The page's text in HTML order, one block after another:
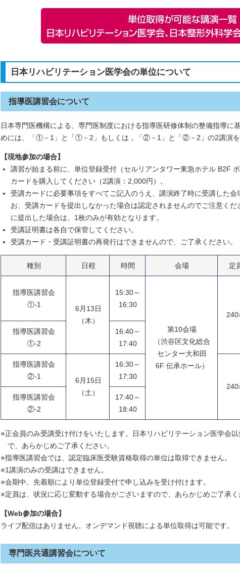
日本リハビリテーション医学会の単位について
指導医講習会について
日本専門医機構による、専門医制度における指導医研修体制の整備指導に
めには、「①－1」と「①－2」もしくは，「②－1」と「②－2」の2講演を
【現地参加の場合】
講習が始まる前に、単位登録受付（セルリアンタワー東急ホテル B2F
カードを購入してください（2講演：2,000円）。
受講カードに必要事項をすべてご記入のうえ、講演終了時に受講した
お、受講カードを提出しなかった場合は認定されませんのでご注意く
に提出した場合は、1枚のみが有効となります。
受講証明書は各自で保管してください。
受講カード・受講証明書の再発行はできませんので、ご了承ください。
種別 日程 時間 会場 定
指導医講習会
①-1
6月13日
（木）
15:30～
16:30
第10会場
（渋谷区文化総合
センター大和田
6F 伝承ホール）
240
指導医講習会
①-2
16:40～
17:40
指導医講習会
②-1
6月15日
（土）
16:30～
17:30
240
指導医講習会
②-2
17:40～
18:40
※正会員のみ受講受け付けをいたします。日本リハビリテーション医学会
で、あらかじめご了承ください。
※指導医講習会では、認定臨床医受験資格取得の単位は取得できません。
※1講演のみの受講はできません。
※会期中、先着順により単位登録受付で申し込みを受け付けます。
※定員は、状況に応じ変動する場合がございますので、あらかじめご了承く
【Web参加の場合】
ライブ配信はありません。オンデマンド視聴による単位取得は可能です。
専門医共通講習会について